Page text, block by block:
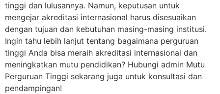
tinggi dan lulusannya. Namun, keputusan untuk
mengejar akreditasi internasional harus disesuaikan
dengan tujuan dan kebutuhan masing-masing institusi.
Ingin tahu lebih lanjut tentang bagaimana perguruan
tinggi Anda bisa meraih akreditasi internasional dan
meningkatkan mutu pendidikan? Hubungi admin Mutu
Perguruan Tinggi sekarang juga untuk konsultasi dan
pendampingan!